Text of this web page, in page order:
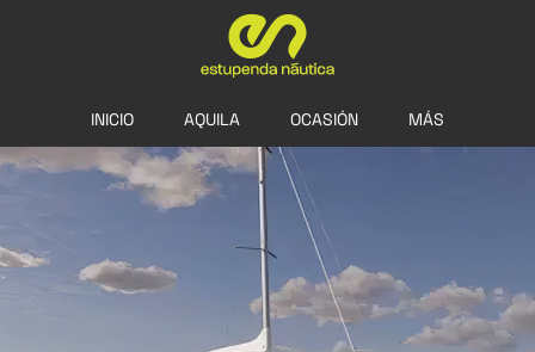
INICIO AQUILA OCASIÓN MÁS